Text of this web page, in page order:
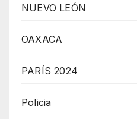
NUEVO LEÓN
OAXACA
PARÍS 2024
Policia